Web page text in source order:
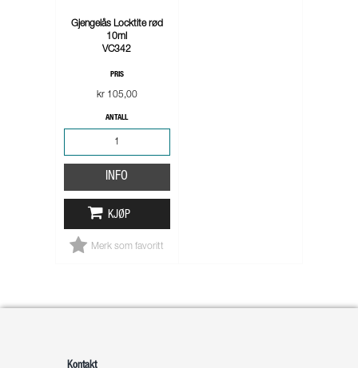
Gjengelås Locktite rød
10ml
VC342
PRIS
kr 105,00
ANTALL
INFO
KJØP
Merk som favoritt